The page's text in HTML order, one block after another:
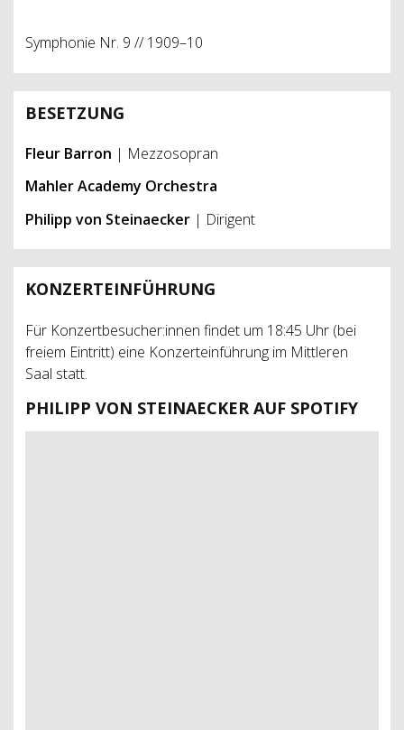
Symphonie Nr. 9 // 1909–10
BESETZUNG
Fleur Barron | Mezzosopran
Mahler Academy Orchestra
Philipp von Steinaecker | Dirigent
KONZERTEINFÜHRUNG
Für Konzertbesucher:innen findet um 18:45 Uhr (bei
freiem Eintritt) eine Konzerteinführung im Mittleren
Saal statt.
PHILIPP VON STEINAECKER AUF SPOTIFY